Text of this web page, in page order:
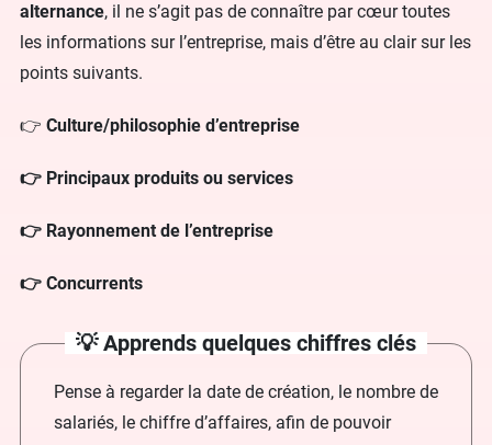
alternance, il ne s’agit pas de connaître par cœur toutes
les informations sur l’entreprise, mais d’être au clair sur les
points suivants.
👉 Culture/philosophie d’entreprise
👉 Principaux produits ou services
👉 Rayonnement de l’entreprise
👉 Concurrents
💡 Apprends quelques chiffres clés
Pense à regarder la date de création, le nombre de
salariés, le chiffre d’affaires, afin de pouvoir